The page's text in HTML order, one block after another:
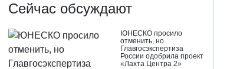
Сейчас обсуждают
ЮНЕСКО просило
отменить, но
Главгосэкспертиза
России одобрила проект
«Лахта Центра 2»